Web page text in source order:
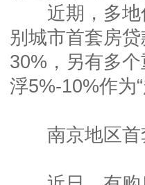
近期，多地
别城市首套房
30%，另有多
浮5%-10%作为“
南京地区首